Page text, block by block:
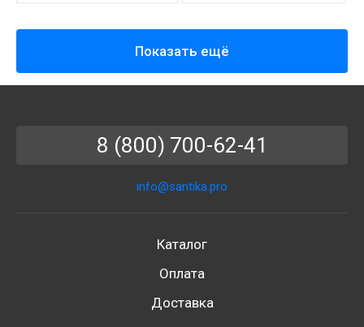
Показать ещё
8 (800) 700-62-41
info@santika.pro
Каталог
Оплата
Доставка